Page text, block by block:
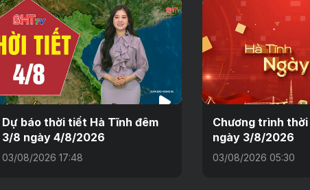
Dự báo thời tiết Hà Tĩnh đêm
3/8 ngày 4/8/2026
03/08/2026 17:48
Chương trình
ngày 3/8/2026
03/08/2026 05:30